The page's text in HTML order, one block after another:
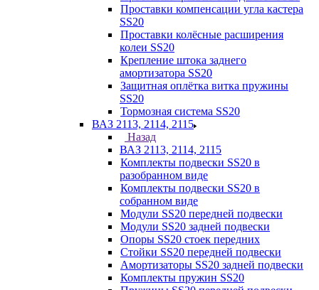
Проставки компенсации угла кастера
SS20
Проставки колёсные расширения
колеи SS20
Крепление штока заднего
амортизатора SS20
Защитная оплётка витка пружины
SS20
Тормозная система SS20
ВАЗ 2113, 2114, 2115
Назад
ВАЗ 2113, 2114, 2115
Комплекты подвески SS20 в
разобранном виде
Комплекты подвески SS20 в
собранном виде
Модули SS20 передней подвески
Модули SS20 задней подвески
Опоры SS20 стоек передних
Стойки SS20 передней подвески
Амортизаторы SS20 задней подвески
Комплекты пружин SS20